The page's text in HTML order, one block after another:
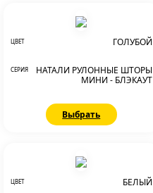
ЦВЕТ ГОЛУБОЙ
СЕРИЯ
НАТАЛИ РУЛОННЫЕ ШТОРЫ
МИНИ - БЛЭКАУТ
Выбрать
ЦВЕТ БЕЛЫЙ